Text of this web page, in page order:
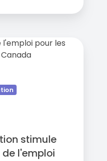
stimule
l'emploi